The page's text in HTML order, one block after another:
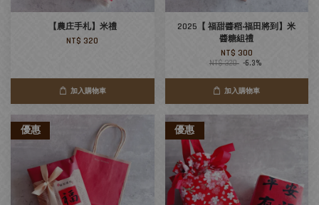
【農庄手札】米禮
NT$ 320
加入購物車
2025【 福甜醬稻‧福田將到】米
醬糖組禮
NT$ 300
NT$ 320 -6.3%
加入購物車
優惠 優惠